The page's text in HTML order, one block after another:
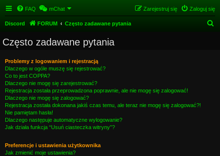
FAQ mChat Zaloguj się
Zarejestruj się
Discord FORUM Często zadawane pytania
Często zadawane pytania
Problemy z logowaniem i rejestracją
Dlaczego w ogóle muszę się rejestrować?
Co to jest COPPA?
Dlaczego nie mogę się zarejestrować?
Rejestracja została przeprowadzona poprawnie, ale nie mogę się zalogować!
Dlaczego nie mogę się zalogować?
Rejestracja została dokonana jakiś czas temu, ale teraz nie mogę się zalogować?!
Nie pamiętam hasła!
Dlaczego następuje automatyczne wylogowanie?
Jak działa funkcja “Usuń ciasteczka witryny”?
Preferencje i ustawienia użytkownika
Jak zmienić moje ustawienia?